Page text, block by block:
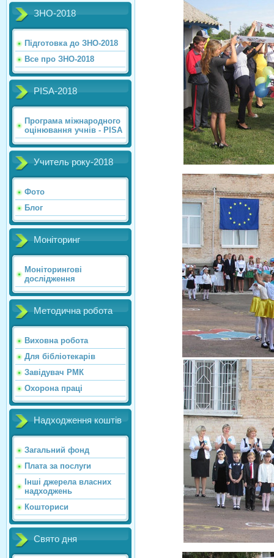
ЗНО-2018
Підготовка до ЗНО-2018
Все про ЗНО-2018
PISA-2018
Програма міжнародного
оцінювання учнів - PISA
Учитель року-2018
Фото
Блог
Моніторинг
Моніторингові
дослідження
Методична робота
Виховна робота
Для бібліотекарів
Завідувач РМК
Охорона праці
Надходження коштів
Загальний фонд
Плата за послуги
Інші джерела власних
надходжень
Кошториси
Свято дня